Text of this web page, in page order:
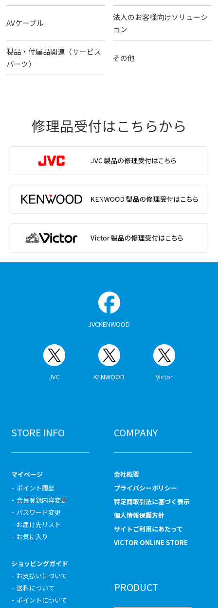
AVケーブル
法人のお客様向けソリューシ
ョン
製品・付属品関連（サービス
パーツ）
その他
修理品受付はこちらから
JVCKENWOOD
JVC KENWOOD Victor
STORE INFO
マイページ
ポイント履歴
会員登録内容変更
パスワード変更
お届け先リスト
お気に入り
ショッピングガイド
お支払いについて
送料について
ポイントについて
COMPANY
会社概要
プライバシーポリシー
特定商取引法に基づく表示
個人情報保護方針
サイトご利用にあたって
VICTOR ONLINE STORE
PRODUCT